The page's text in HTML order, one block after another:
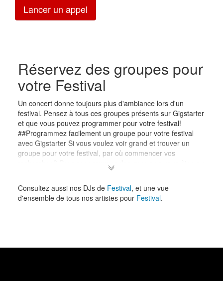
Lancer un appel
Réservez des groupes pour
votre Festival
Un concert donne toujours plus d'ambiance lors d'un
festival. Pensez à tous ces groupes présents sur Gigstarter
et que vous pouvez programmer pour votre festival!
##Programmez facilement un groupe pour votre festival
avec Gigstarter Si vous voulez voir grand et trouver un
groupe pour votre festival, par où commencer vos
. Pour les plus petites
acoustiques peuvent rendre une atmosphère plus intime.
##Faites bouger vos invités avec un groupe Dans une
Consultez aussi nos DJs de Festival, et une vue
d'ensemble de tous nos artistes pour Festival.